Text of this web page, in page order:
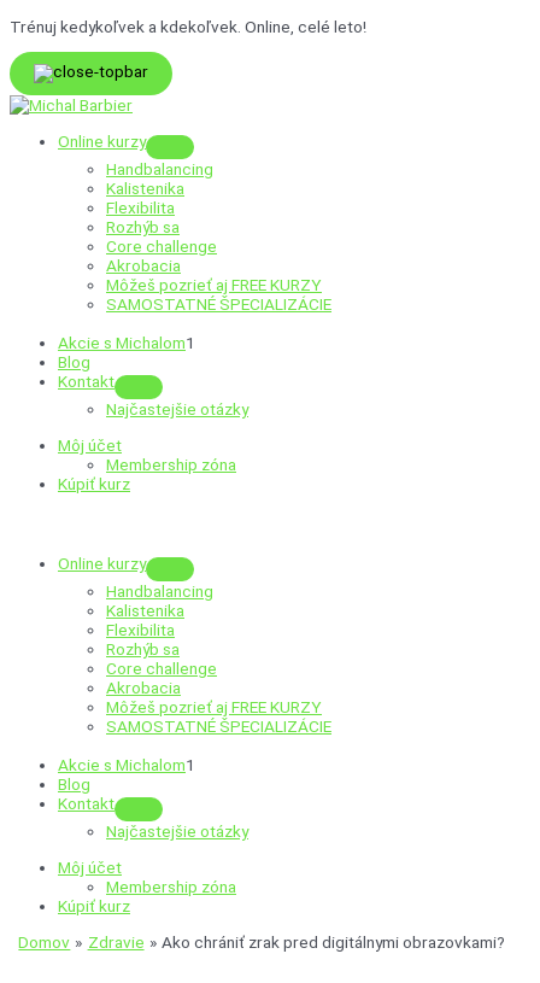
Preskočiť
obsah
Trénuj kedykoľvek a kdekoľvek. Online, celé leto!
Online kurzy
Menu
Toggle
Handbalancing
Kalistenika
Flexibilita
Rozhýb sa
Core challenge
Akrobacia
Môžeš pozrieť ajFREE KURZY
SAMOSTATNÉ ŠPECIALIZÁCIE
Akcie s Michalom1
Blog
Kontakt
Menu
Toggle
Najčastejšie otázky
Môj účet
Membership zóna
Kúpiť kurz
Online kurzy
Menu
Toggle
Handbalancing
Kalistenika
Flexibilita
Rozhýb sa
Core challenge
Akrobacia
Môžeš pozrieť ajFREE KURZY
SAMOSTATNÉ ŠPECIALIZÁCIE
Akcie s Michalom1
Blog
Kontakt
Menu
Toggle
Najčastejšie otázky
Môj účet
Membership zóna
Kúpiť kurz
Domov
Zdravie Ako chrániť zrak pred digitálnymi obrazovkami?